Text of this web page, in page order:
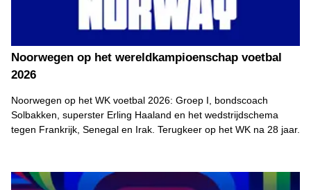
Noorwegen op het wereldkampioenschap voetbal
2026
Noorwegen op het WK voetbal 2026: Groep I, bondscoach
Solbakken, superster Erling Haaland en het wedstrijdschema
tegen Frankrijk, Senegal en Irak. Terugkeer op het WK na 28 jaar.